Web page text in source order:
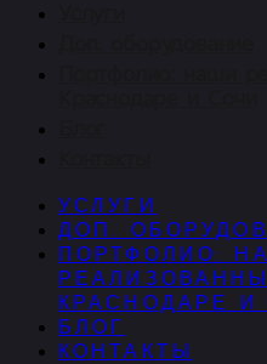
УСЛУГИ
ДОП.
ПОРТФОЛИО:
КРАСНОДАРЕ И
БЛОГ
КОНТАКТЫ